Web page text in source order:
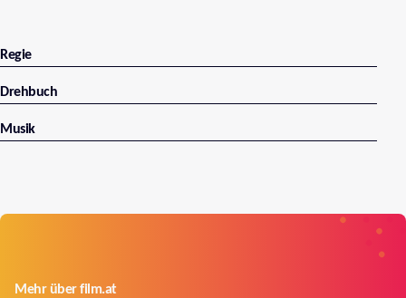
Regie
Drehbuch
Musik
Mehr über film.at